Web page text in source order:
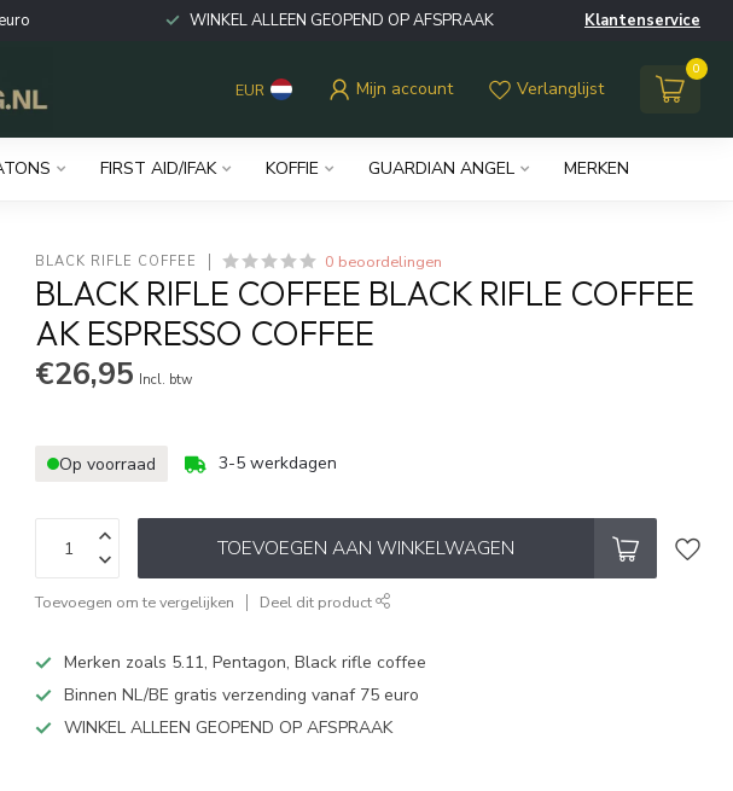
WINKEL ALLEEN GEOPEND OP AFSPRAAK Klantenservice
EUR Mijn account Verlanglijst
0
FIRST AID/IFAK KOFFIE GUARDIAN ANGEL MERKEN
BLACK RIFLE COFFEE 0 beoordelingen
BLACK RIFLE COFFEE BLACK RIFLE COFFEE
AK ESPRESSO COFFEE
€26,95 Incl. btw
Op voorraad 3-5 werkdagen
TOEVOEGEN AAN WINKELWAGEN
Toevoegen om te vergelijken Deel dit product
Merken zoals 5.11, Pentagon, Black rifle coffee
Binnen NL/BE gratis verzending vanaf 75 euro
WINKEL ALLEEN GEOPEND OP AFSPRAAK